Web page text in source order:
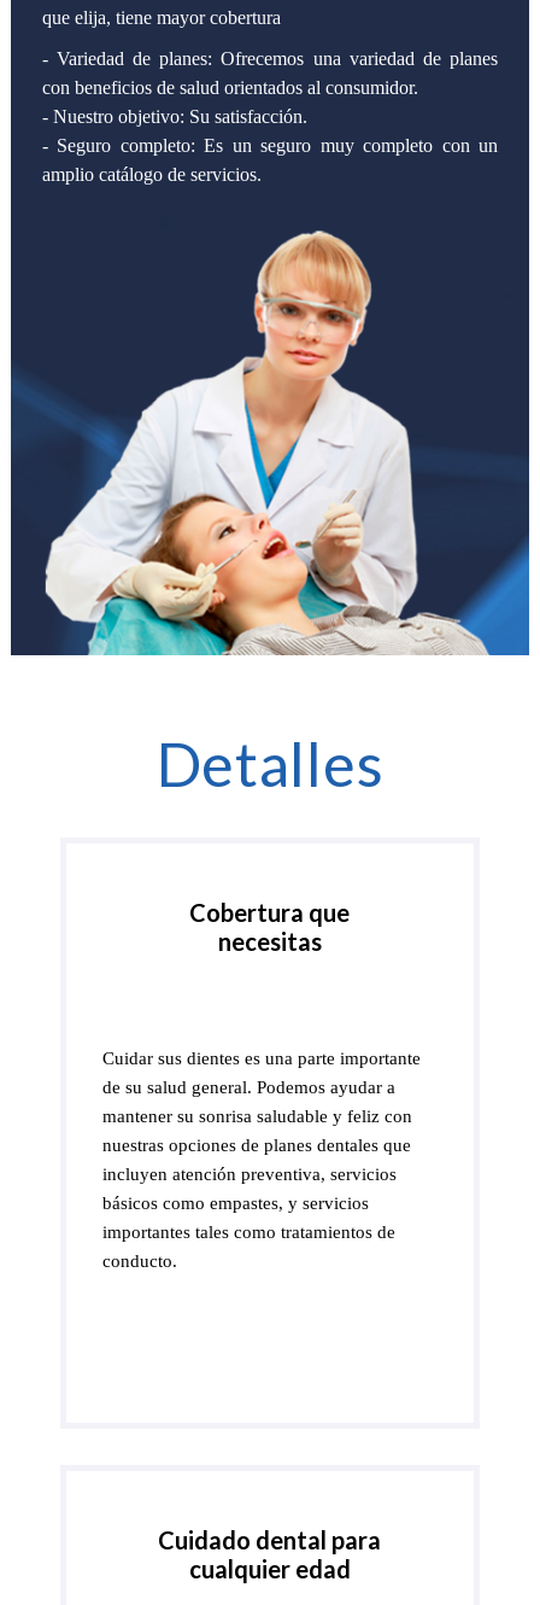
que elija, tiene mayor cobertura
- Variedad de planes: Ofrecemos una variedad de planes
con beneficios de salud orientados al consumidor.
- Nuestro objetivo: Su satisfacción.
- Seguro completo: Es un seguro muy completo con un
amplio catálogo de servicios.
Detalles
Cobertura que
necesitas
Cuidar sus dientes es una parte importante
de su salud general. Podemos ayudar a
mantener su sonrisa saludable y feliz con
nuestras opciones de planes dentales que
incluyen atención preventiva, servicios
básicos como empastes, y servicios
importantes tales como tratamientos de
conducto.
Cuidado dental para
cualquier edad